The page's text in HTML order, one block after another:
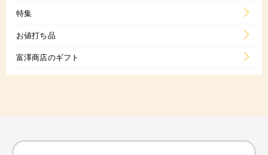
特集
お値打ち品
富澤商店のギフト